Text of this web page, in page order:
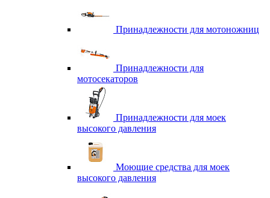
Принадлежности для мотоножниц
Принадлежности для
мотосекаторов
Принадлежности для моек
высокого давления
Моющие средства для моек
высокого давления